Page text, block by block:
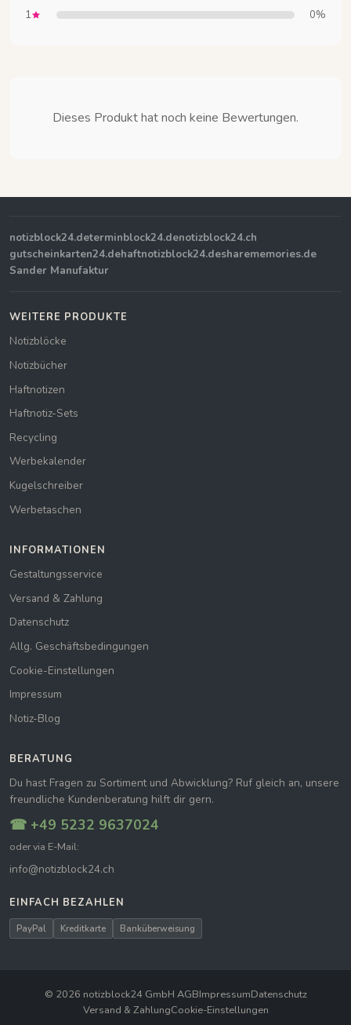
1 0%
Dieses Produkt hat noch keine Bewertungen.
notizblock24.determinblock24.denotizblock24.ch
gutscheinkarten24.dehaftnotizblock24.desharememories.de
Sander Manufaktur
WEITERE PRODUKTE
Notizblöcke
Notizbücher
Haftnotizen
Haftnotiz-Sets
Recycling
Werbekalender
Kugelschreiber
Werbetaschen
INFORMATIONEN
Gestaltungsservice
Versand & Zahlung
Datenschutz
Allg. Geschäftsbedingungen
Cookie-Einstellungen
Impressum
Notiz-Blog
BERATUNG
Du hast Fragen zu Sortiment und Abwicklung? Ruf gleich an, unsere
freundliche Kundenberatung hilft dir gern.
☎ +49 5232 9637024
oder via E-Mail:
info@notizblock24.ch
EINFACH BEZAHLEN
PayPal Kreditkarte Banküberweisung
© 2026 notizblock24 GmbH AGBImpressumDatenschutz
Versand & ZahlungCookie-Einstellungen